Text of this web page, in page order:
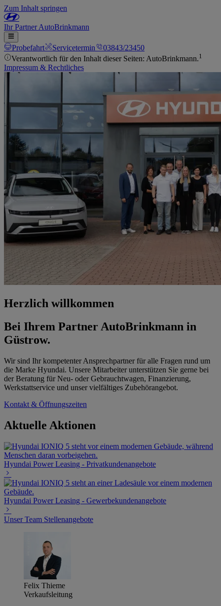
Zum Inhalt springen
IhrPartnerAutoBrinkmann
Probefahrt Servicetermin
03843/23450
Verantwortlich für den Inhalt dieser Seiten: AutoBrinkmann.1
Impressum & Rechtliches
Herzlich willkommen
Bei Ihrem Partner AutoBrinkmann in
Güstrow.
Wir sind Ihr kompetenter Ansprechpartner für alle Fragen rund um
die Marke Hyundai. Unsere Mitarbeiter unterstützen Sie gerne bei
der Beratung für Neu- oder Gebrauchtwagen, Finanzierung,
Werkstattservice und unser vielfältiges Zubehörangebot.
Kontakt & Öffnungszeiten
Aktuelle Aktionen
Hyundai Power Leasing - Privatkundenangebote
Hyundai Power Leasing - Gewerbekundenangebote
Unser Team Stellenangebote
Felix Thieme
Verkaufsleitung